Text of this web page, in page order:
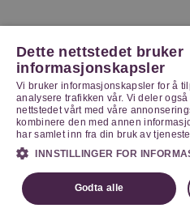
Dette nettstedet bruker
informasjonskapsler
Vi bruker informasjonskapsler for å
analysere trafikken vår. Vi deler
nettstedet vårt med våre
kombinere den med annen
har samlet inn fra din bruk av
INNSTILLINGER FOR
Godta alle